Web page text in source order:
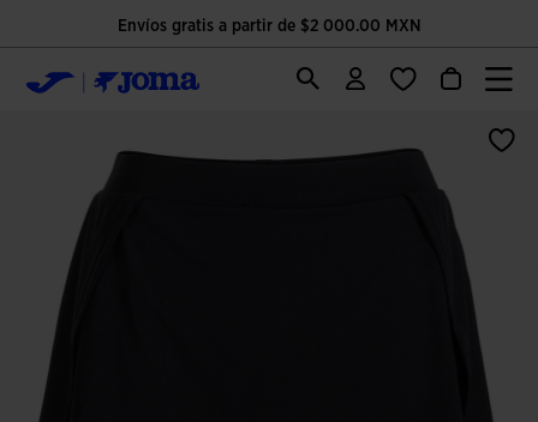
Envíos gratis a partir de $2 000.00 MXN